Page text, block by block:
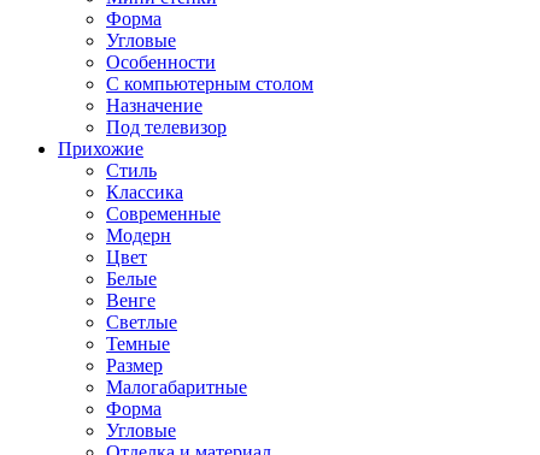
Форма
Угловые
Особенности
С компьютерным столом
Назначение
Под телевизор
Прихожие
Стиль
Классика
Современные
Модерн
Цвет
Белые
Венге
Светлые
Темные
Размер
Малогабаритные
Форма
Угловые